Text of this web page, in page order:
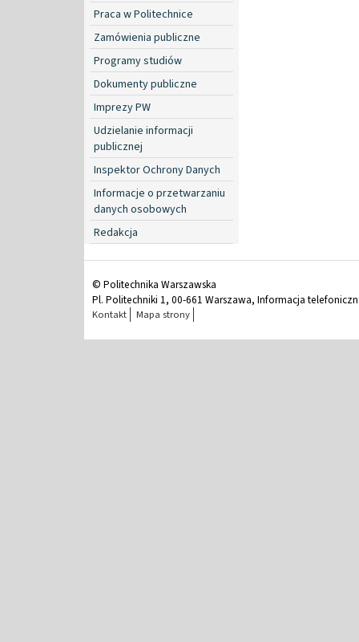
Praca w Politechnice
Zamówienia publiczne
Programy studiów
Dokumenty publiczne
Imprezy PW
Udzielanie informacji
publicznej
Inspektor Ochrony Danych
Informacje o przetwarzaniu
danych osobowych
Redakcja
© Politechnika Warszawska
Pl. Politechniki 1, 00-661 Warszawa, Informacja
Kontakt Mapa strony